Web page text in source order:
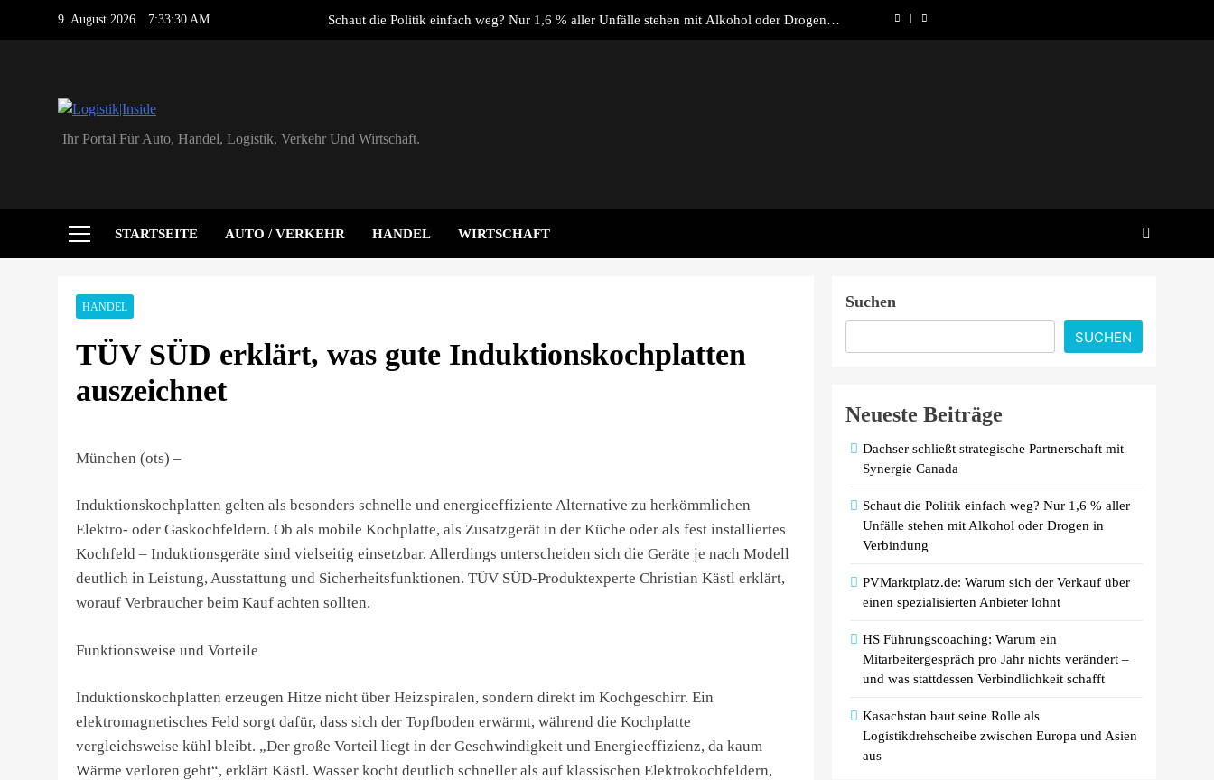
9. August 2026 7:33:31 AM
Schaut die Politik einfach weg? Nur 1,6 % aller Unfälle stehen mit Alkohol oder Drogen in
HS Führungscoaching: Warum ein Mitarbeitergespräch pro Jahr nichts verändert – und was
Logistik|Inside
Ihr Portal Für Auto, Handel, Logistik, Verkehr Und Wirtschaft.
STARTSEITE AUTO / VERKEHR HANDEL WIRTSCHAFT
HANDEL
TÜV SÜD erklärt, was gute Induktionskochplatten
auszeichnet
München (ots) –
Induktionskochplatten gelten als besonders schnelle und energieeffiziente Alternative zu herkömmlichen
Elektro- oder Gaskochfeldern. Ob als mobile Kochplatte, als Zusatzgerät in der Küche oder als fest installiertes
Kochfeld – Induktionsgeräte sind vielseitig einsetzbar. Allerdings unterscheiden sich die Geräte je nach Modell
deutlich in Leistung, Ausstattung und Sicherheitsfunktionen. TÜV SÜD-Produktexperte Christian Kästl erklärt,
worauf Verbraucher beim Kauf achten sollten.
Funktionsweise und Vorteile
Induktionskochplatten erzeugen Hitze nicht über Heizspiralen, sondern direkt im Kochgeschirr. Ein
elektromagnetisches Feld sorgt dafür, dass sich der Topfboden erwärmt, während die Kochplatte
vergleichsweise kühl bleibt. „Der große Vorteil liegt in der Geschwindigkeit und Energieeffizienz, da kaum
Wärme verloren geht“, erklärt Kästl. Wasser kocht deutlich schneller als auf klassischen Elektrokochfeldern,
Suchen
SUCHEN
Neueste Beiträge
Dachser schließt strategische Partnerschaft mit
Synergie Canada
Schaut die Politik einfach weg? Nur 1,6 % aller
Unfälle stehen mit Alkohol oder Drogen in
Verbindung
PVMarktplatz.de: Warum sich der Verkauf über
einen spezialisierten Anbieter lohnt
HS Führungscoaching: Warum ein
Mitarbeitergespräch pro Jahr nichts verändert –
und was stattdessen Verbindlichkeit schafft
Kasachstan baut seine Rolle als
Logistikdrehscheibe zwischen Europa und Asien
aus